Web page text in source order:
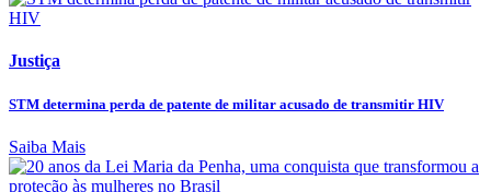
Justiça
STM determina perda de patente de militar acusado de transmitir HIV
Saiba Mais